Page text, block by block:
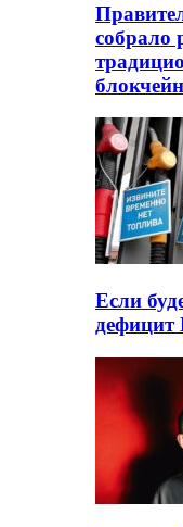
собрало
блокчейн
Если